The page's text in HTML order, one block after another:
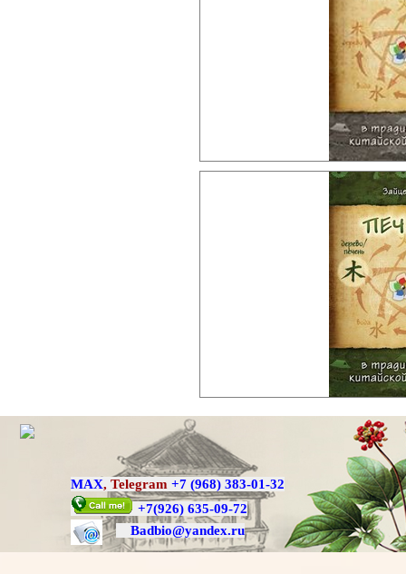
MAX, Telegram +7 (968) 383-01-32
+7(926) 635-09-72
Badbio@yandex.ru